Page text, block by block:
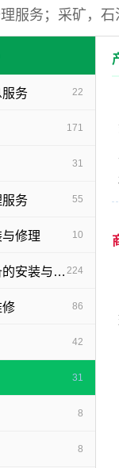
服务；采矿，石
服务 22
171
31
服务 55
修理 10
机械、电器设备的安装与修理 224
修 86
42
31
8
8